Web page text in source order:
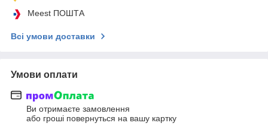
Meest ПОШТА
Всі умови доставки
Умови оплати
Ви отримаєте замовлення
або гроші повернуться на вашу картку